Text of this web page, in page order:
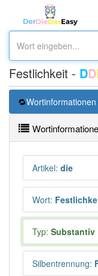
Festlichkeit - DD
Wortinformationen
Artikel: die
Wort:
Typ: Substantiv
Silbentrennung: